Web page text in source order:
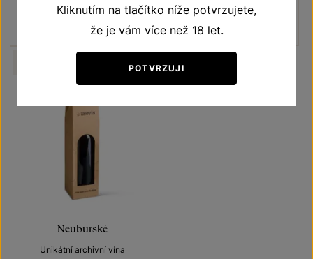
Šarže 3349
Kč
Šarže 5355
230
Neuburské
Unikátní archivní vína
Kliknutím na tlačítko níže potvrzujete,
že je vám více než 18 let.
POTVRZUJI